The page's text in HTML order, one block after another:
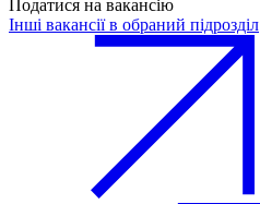
Податися на вакансію
Інші вакансії в обраний підрозділ